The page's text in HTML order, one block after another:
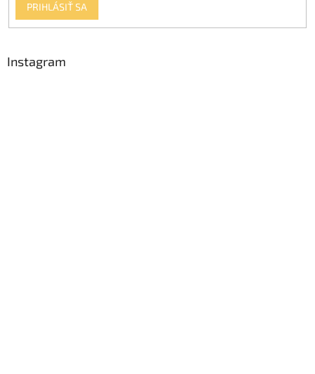
s
PRIHLÁSIŤ SA
Instagram